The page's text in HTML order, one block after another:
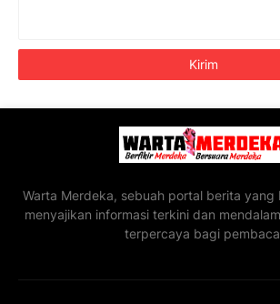
Warta Merdeka, sebuah portal berita yang
menyajikan informasi terkini dan
terpercaya bagi